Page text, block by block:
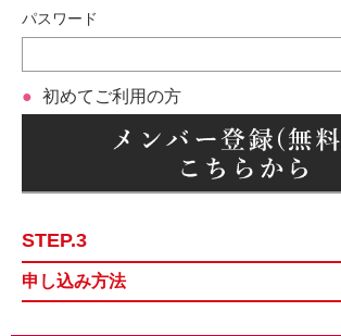
パスワード
初めてご利用の方
STEP.3
申し込み方法